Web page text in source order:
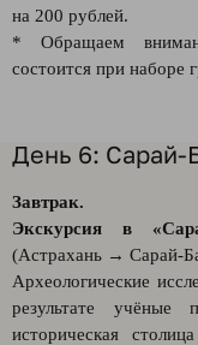
на 200 рублей.
* Обращаем
состоится при наборе
День 6: Сарай-
Завтрак.
Экскурсия в
(Астрахань → Сарай-
Археологические
результате
историческая